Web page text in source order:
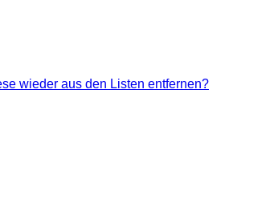
wieder aus den Listen entfernen?